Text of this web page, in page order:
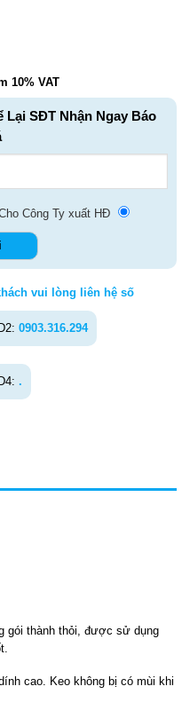
10% VAT
Lại SĐT Nhận Ngay Báo
Công Ty xuất HĐ
vui lòng liên hệ số
0903.316.294
.
gói thành thỏi, được sử dụng
cao. Keo không bị có mùi khi